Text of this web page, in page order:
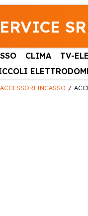
CLIMA TV-
ACCESSORI INCASSO